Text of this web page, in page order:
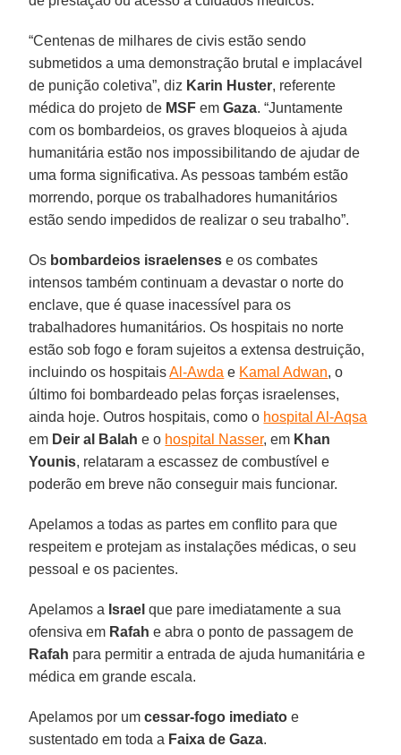
“Centenas de milhares de civis estão sendo
submetidos a uma demonstração brutal e implacável
de punição coletiva”, diz Karin Huster, referente
médica do projeto de MSF emGaza. “Juntamente
com os bombardeios, os graves bloqueios à ajuda
humanitária estão nos impossibilitando de ajudar de
uma forma significativa. As pessoas também estão
morrendo, porque os trabalhadores humanitários
estão sendo impedidos de realizar o seu trabalho”.
Os bombardeios israelenses e os combates
intensos também continuam a devastar o norte do
enclave, que é quase inacessível para os
trabalhadores humanitários. Os hospitais no norte
estão sob fogo e foram sujeitos a extensa destruição,
incluindo os hospitaisAl-Awda e Kamal Adwan, o
último foi bombardeado pelas forças israelenses,
ainda hoje. Outros hospitais, como o hospital Al-Aqsa
em Deir al Balah e o hospital Nasser, em Khan
Younis, relataram a escassez de combustível e
poderão em breve não conseguir mais funcionar.
Apelamos a todas as partes em conflito para que
respeitem e protejam as instalações médicas, o seu
pessoal e os pacientes.
Apelamos a Israel que pare imediatamente a sua
ofensiva em Rafah e abra o ponto de passagem de
Rafah para permitir a entrada de ajuda humanitária e
médica em grande escala.
Apelamos por umcessar-fogo imediato e
sustentado em toda a Faixa de Gaza.